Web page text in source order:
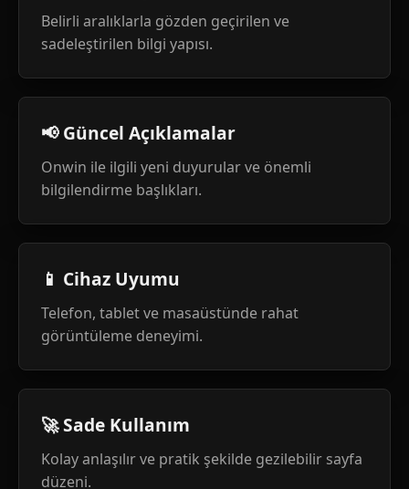
Belirli aralıklarla gözden geçirilen ve
sadeleştirilen bilgi yapısı.
📢 Güncel Açıklamalar
Onwin ile ilgili yeni duyurular ve önemli
bilgilendirme başlıkları.
📱 Cihaz Uyumu
Telefon, tablet ve masaüstünde rahat
görüntüleme deneyimi.
🚀 Sade Kullanım
Kolay anlaşılır ve pratik şekilde gezilebilir sayfa
düzeni.